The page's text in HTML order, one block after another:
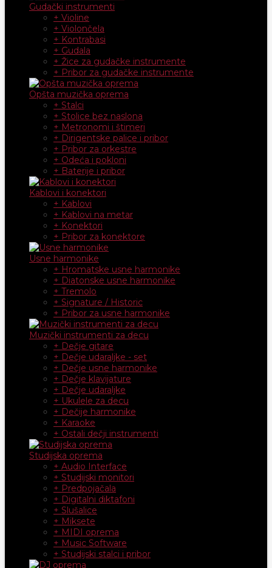
Gudački instrumenti
+ Violine
+ Violončela
+ Kontrabasi
+ Gudala
+ Žice za gudačke instrumente
+ Pribor za gudačke instrumente
Opšta muzička oprema
+ Stalci
+ Stolice bez naslona
+ Metronomi i štimeri
+ Dirigentske palice i pribor
+ Pribor za orkestre
+ Odeća i pokloni
+ Baterije i pribor
Kablovi i konektori
+ Kablovi
+ Kablovi na metar
+ Konektori
+ Pribor za konektore
Usne harmonike
+ Hromatske usne harmonike
+ Diatonske usne harmonike
+ Tremolo
+ Signature / Historic
+ Pribor za usne harmonike
Muzički instrumenti za decu
+ Dečje gitare
+ Dečje udaraljke - set
+ Dečje usne harmonike
+ Dečje klavijature
+ Dečje udaraljke
+ Ukulele za decu
+ Dečije harmonike
+ Karaoke
+ Ostali dečji instrumenti
Studijska oprema
+ Audio Interface
+ Studijski monitori
+ Predpojačala
+ Digitalni diktafoni
+ Slušalice
+ Miksete
+ MIDI oprema
+ Music Software
+ Studijski stalci i pribor